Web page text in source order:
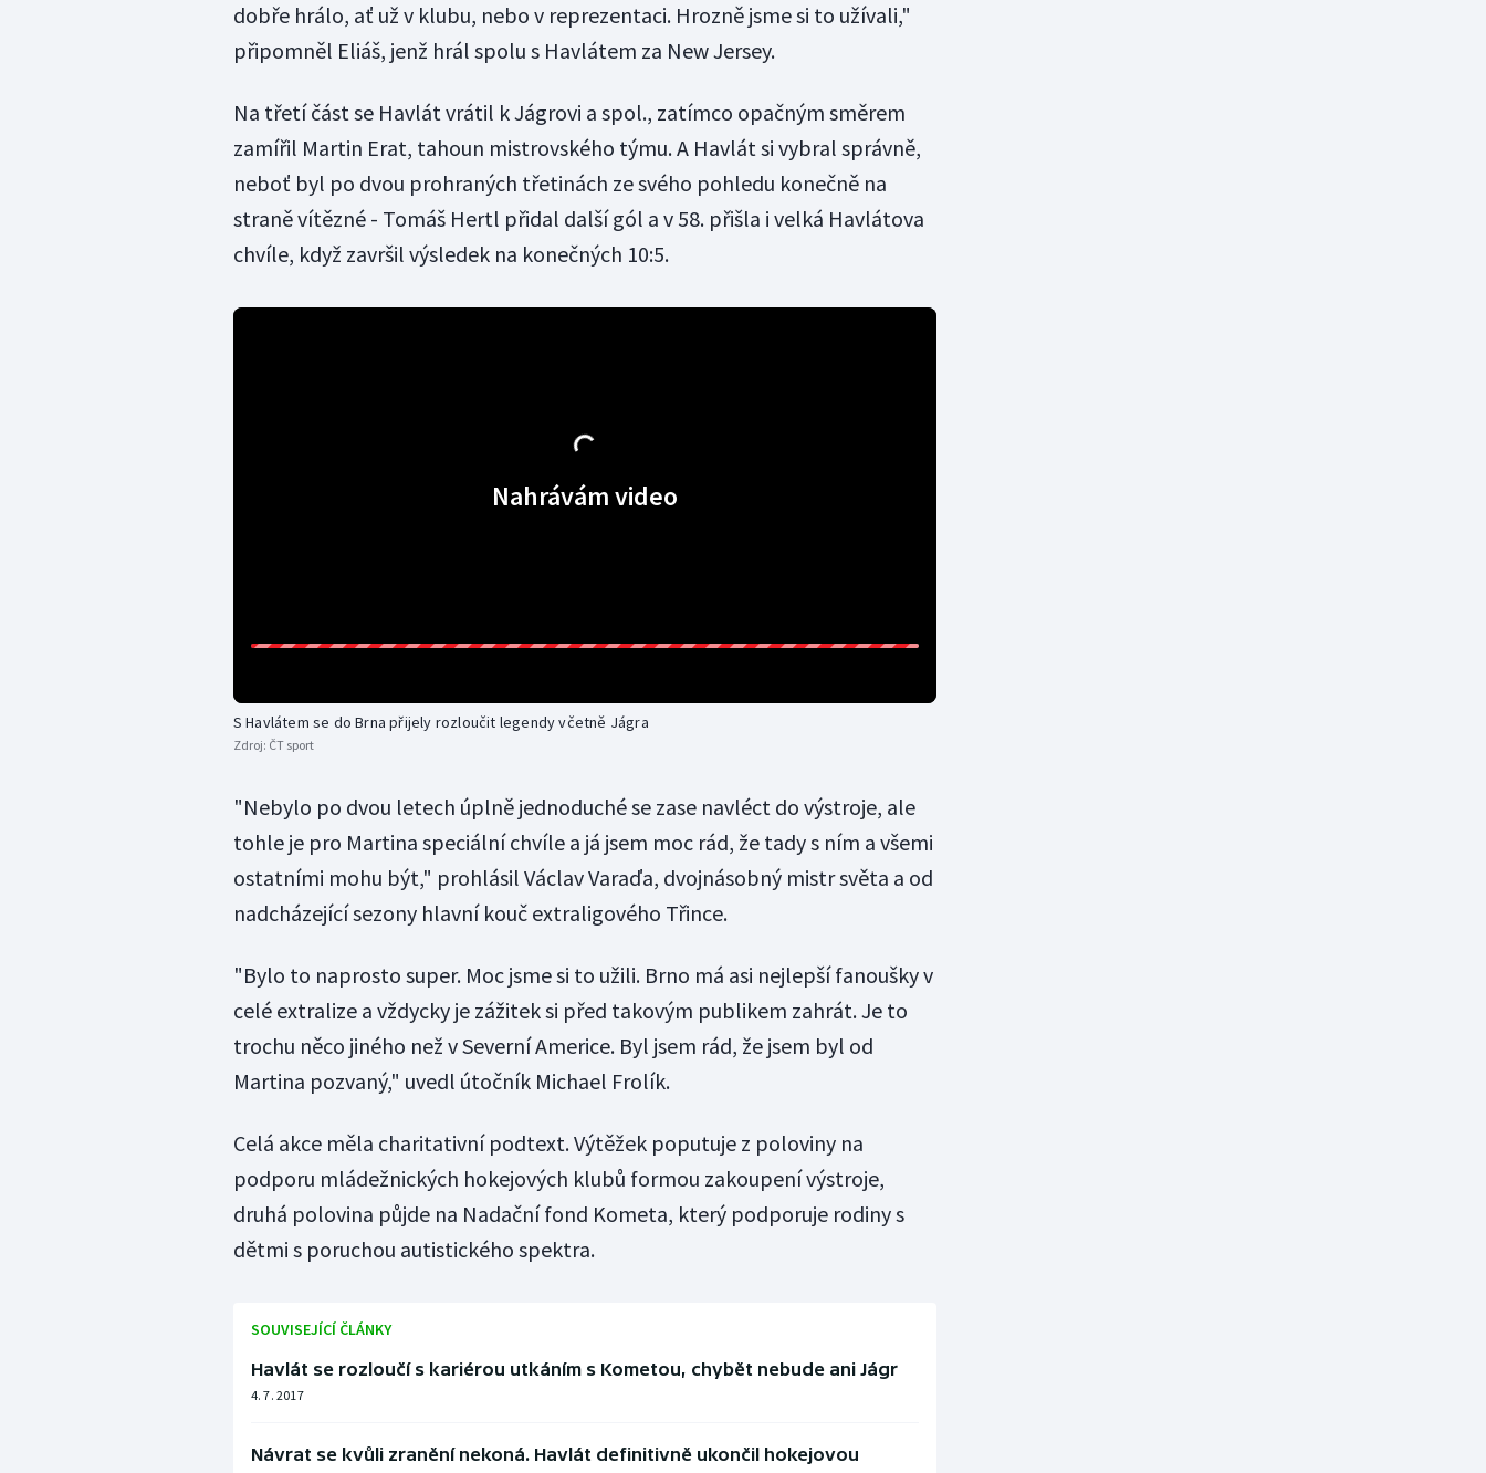
dobře hrálo, ať už v klubu, nebo v reprezentaci. Hrozně jsme si to užívali,"
připomněl Eliáš, jenž hrál spolu s Havlátem za New Jersey.
Na třetí část se Havlát vrátil k Jágrovi a spol., zatímco opačným směrem
zamířil Martin Erat, tahoun mistrovského týmu. A Havlát si vybral správně,
neboť byl po dvou prohraných třetinách ze svého pohledu konečně na
straně vítězné - Tomáš Hertl přidal další gól a v 58. přišla i velká Havlátova
chvíle, když završil výsledek na konečných 10:5.
Nahrávám video
S Havlátem se do Brna přijely rozloučit legendy včetně Jágra
Zdroj: ČT sport
"Nebylo po dvou letech úplně jednoduché se zase navléct do výstroje, ale
tohle je pro Martina speciální chvíle a já jsem moc rád, že tady s ním a všemi
ostatními mohu být," prohlásil Václav Varaďa, dvojnásobný mistr světa a od
nadcházející sezony hlavní kouč extraligového Třince.
"Bylo to naprosto super. Moc jsme si to užili. Brno má asi nejlepší fanoušky v
celé extralize a vždycky je zážitek si před takovým publikem zahrát. Je to
trochu něco jiného než v Severní Americe. Byl jsem rád, že jsem byl od
Martina pozvaný," uvedl útočník Michael Frolík.
Celá akce měla charitativní podtext. Výtěžek poputuje z poloviny na
podporu mládežnických hokejových klubů formou zakoupení výstroje,
druhá polovina půjde na Nadační fond Kometa, který podporuje rodiny s
dětmi s poruchou autistického spektra.
SOUVISEJÍCÍ ČLÁNKY
Havlát se rozloučí s kariérou utkáním s Kometou, chybět nebude ani Jágr
4. 7. 2017
Návrat se kvůli zranění nekoná. Havlát definitivně ukončil hokejovou